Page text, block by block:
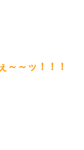
～～ッ！！！